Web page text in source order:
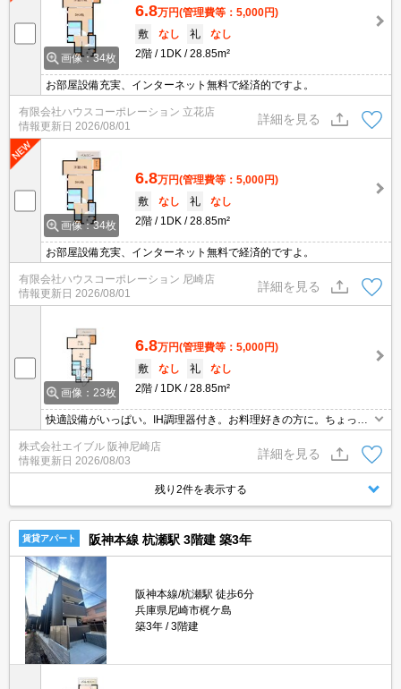
画像：34枚
6.8万円(管理費等：5,000円)
敷
なし 礼
なし
2階
1DK 28.85m²
お部屋設備充実、インターネット無料で経済的ですよ。
有限会社ハウスコーポレーション 立花店
情報更新日 2026/08/01
詳細を見る
画像：34枚
6.8万円(管理費等：5,000円)
敷
なし 礼
なし
2階
1DK 28.85m²
お部屋設備充実、インターネット無料で経済的ですよ。
有限会社ハウスコーポレーション 尼崎店
情報更新日 2026/08/01
詳細を見る
画像：23枚
6.8万円(管理費等：5,000円)
敷
なし 礼
なし
2階
1DK 28.85m²
快適設備がいっぱい。IH調理器付き。お料理好きの方に。ちょっと
広めのお部屋をお探しのあなたへ。敷金・礼金0物件です!。
株式会社エイブル 阪神尼崎店
情報更新日 2026/08/03
詳細を見る
残り2件を表示する
賃貸アパート 阪神本線 杭瀬駅 3階建 築3年
阪神本線/杭瀬駅 徒歩6分
兵庫県尼崎市梶ケ島
築3年
3階建